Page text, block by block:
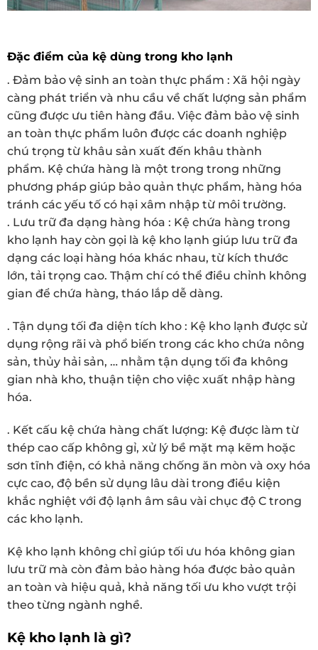
Đặc điểm của kệ dùng trong kho lạnh
. Đảm bảo vệ sinh an toàn thực phẩm : Xã hội ngày
càng phát triển và nhu cầu về chất lượng sản phẩm
cũng được ưu tiên hàng đầu. Việc đảm bảo vệ sinh
an toàn thực phẩm luôn được các doanh nghiệp
chú trọng từ khâu sản xuất đến khâu thành
phẩm. Kệ chứa hàng là một trong trong những
phương pháp giúp bảo quản thực phẩm, hàng hóa
tránh các yếu tố có hại xâm nhập từ môi trường.
. Lưu trữ đa dạng hàng hóa : Kệ chứa hàng trong
kho lạnh hay còn gọi là kệ kho lạnh giúp lưu trữ đa
dạng các loại hàng hóa khác nhau, từ kích thước
lớn, tải trọng cao. Thậm chí có thể điều chỉnh không
gian để chứa hàng, tháo lắp dễ dàng.
. Tận dụng tối đa diện tích kho : Kệ kho lạnh được sử
dụng rộng rãi và phổ biến trong các kho chứa nông
sản, thủy hải sản, … nhằm tận dụng tối đa không
gian nhà kho, thuận tiện cho việc xuất nhập hàng
hóa.
. Kết cấu kệ chứa hàng chất lượng: Kệ được làm từ
thép cao cấp không gỉ, xử lý bề mặt mạ kẽm hoặc
sơn tĩnh điện, có khả năng chống ăn mòn và oxy hóa
cực cao, độ bền sử dụng lâu dài trong điều kiện
khắc nghiệt với độ lạnh âm sâu vài chục độ C trong
các kho lạnh.
Kệ kho lạnh không chỉ giúp tối ưu hóa không gian
lưu trữ mà còn đảm bảo hàng hóa được bảo quản
an toàn và hiệu quả, khả năng tối ưu kho vượt trội
theo từng ngành nghề.
Kệ kho lạnh là gì?